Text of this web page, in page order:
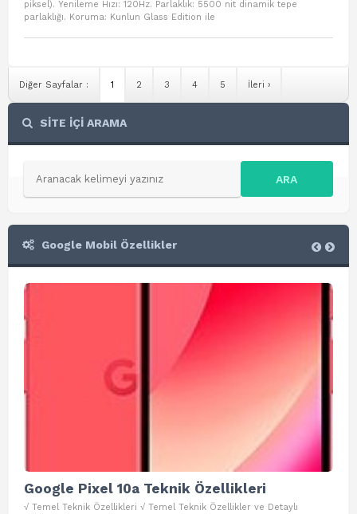
piksel). Yenileme Hızı: 120Hz. Parlaklık: 5500 nit dinamik tepe
parlaklığı. Koruma: Kunlun Glass Edition ile
Diğer Sayfalar : 1 2 3 4 5 İleri ›
SİTE İÇİ ARAMA
ARA
Google Mobil Özellikler
Google Pixel 10a Teknik Özellikleri
√ Temel Teknik Özellikleri √ Temel Teknik Özellikler ve Detaylı